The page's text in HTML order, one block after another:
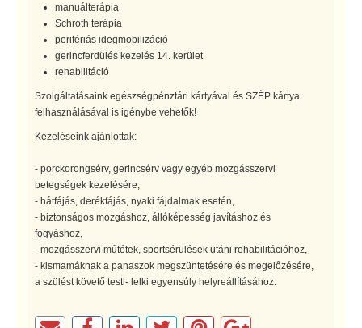
manuálterápia
Schroth terápia
perifériás idegmobilizáció
gerincferdülés kezelés 14. kerület
rehabilitáció
Szolgáltatásaink egészségpénztári kártyával és SZÉP kártya
felhasználásával is igénybe vehetők!
Kezeléseink ajánlottak:
- porckorongsérv, gerincsérv vagy egyéb mozgásszervi
betegségek kezelésére,
- hátfájás, derékfájás, nyaki fájdalmak esetén,
- biztonságos mozgáshoz, állóképesség javításhoz és
fogyáshoz,
- mozgásszervi műtétek, sportsérülések utáni rehabilitációhoz,
- kismamáknak a panaszok megszüntetésére és megelőzésére,
a szülést követő testi- lelki egyensúly helyreállításához.